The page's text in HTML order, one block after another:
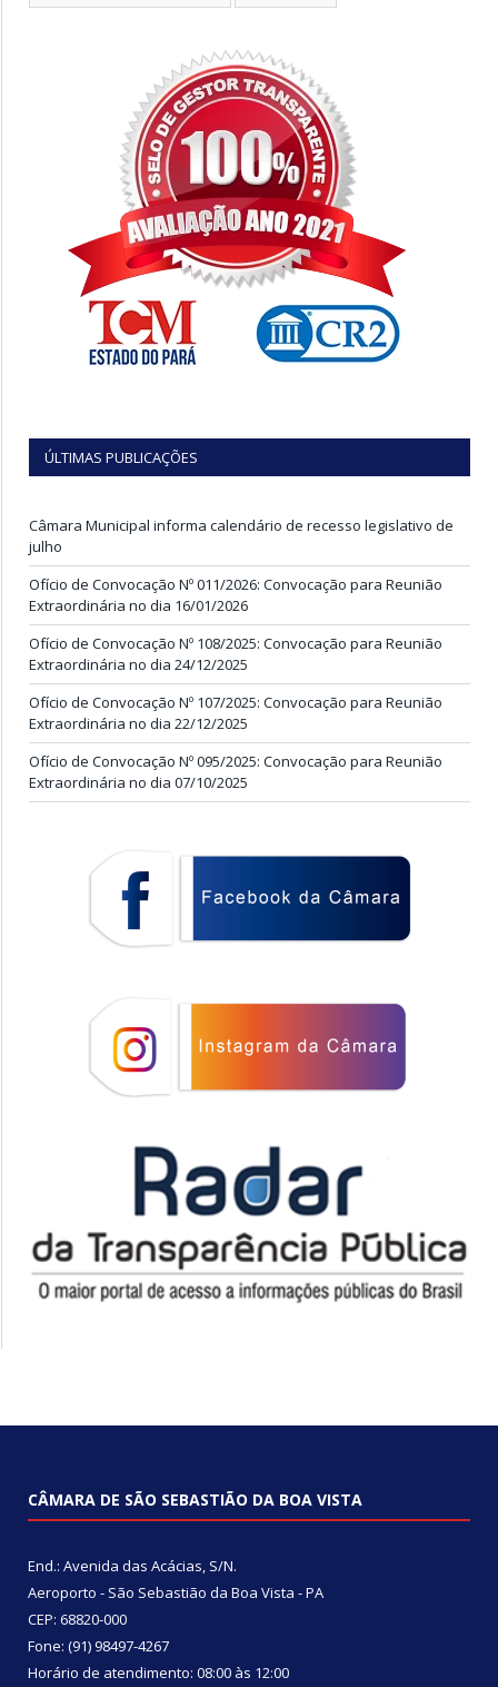
ÚLTIMAS PUBLICAÇÕES
Câmara Municipal informa calendário de recesso legislativo de
julho
Ofício de Convocação Nº 011/2026: Convocação para Reunião
Extraordinária no dia 16/01/2026
Ofício de Convocação Nº 108/2025: Convocação para Reunião
Extraordinária no dia 24/12/2025
Ofício de Convocação Nº 107/2025: Convocação para Reunião
Extraordinária no dia 22/12/2025
Ofício de Convocação Nº 095/2025: Convocação para Reunião
Extraordinária no dia 07/10/2025
CÂMARA DE SÃO SEBASTIÃO DA BOA VISTA
End.: Avenida das Acácias, S/N.
Aeroporto - São Sebastião da Boa Vista - PA
CEP: 68820-000
Fone: (91) 98497-4267
Horário de atendimento: 08:00 às 12:00